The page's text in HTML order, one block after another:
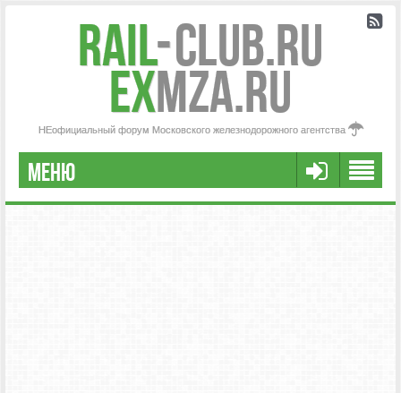
Rail-Club.RU
exMZA.RU
НЕофициальный форум Московского железнодорожного агентства
МЕНЮ
РЕГИСТРАЦИЯ